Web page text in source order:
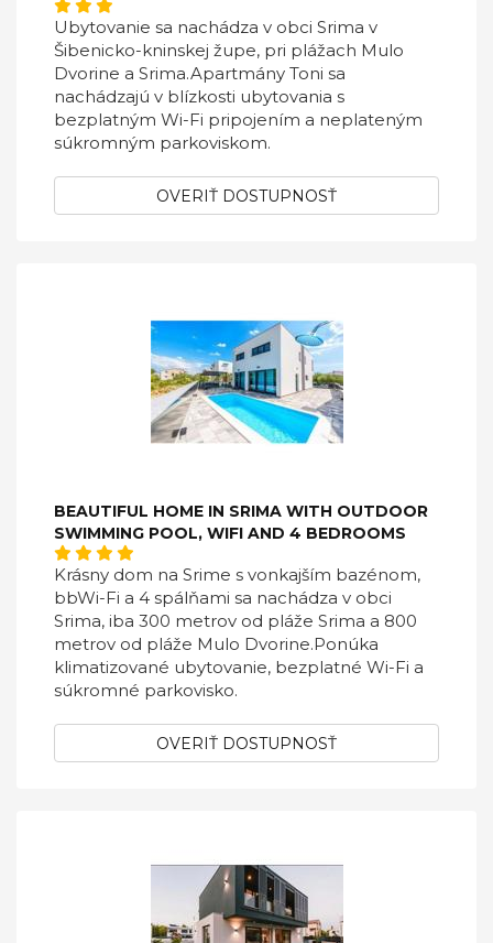
Ubytovanie sa nachádza v obci Srima v
Šibenicko-kninskej župe, pri plážach Mulo
Dvorine a Srima.Apartmány Toni sa
nachádzajú v blízkosti ubytovania s
bezplatným Wi-Fi pripojením a neplateným
súkromným parkoviskom.
OVERIŤ DOSTUPNOSŤ
BEAUTIFUL HOME IN SRIMA WITH OUTDOOR
SWIMMING POOL, WIFI AND 4 BEDROOMS
Krásny dom na Srime s vonkajším bazénom,
bbWi-Fi a 4 spálňami sa nachádza v obci
Srima, iba 300 metrov od pláže Srima a 800
metrov od pláže Mulo Dvorine.Ponúka
klimatizované ubytovanie, bezplatné Wi-Fi a
súkromné ​​parkovisko.
OVERIŤ DOSTUPNOSŤ